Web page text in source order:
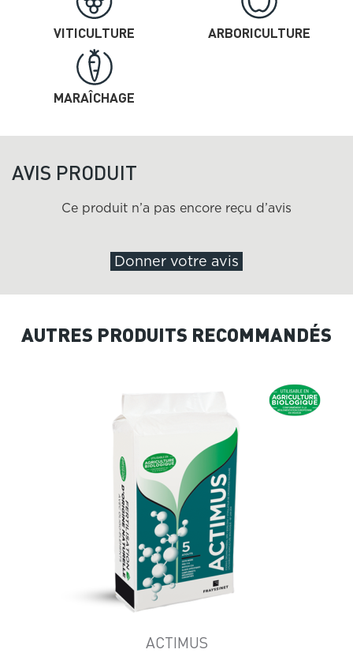
VITICULTURE ARBORICULTURE
MARAÎCHAGE
AVIS PRODUIT
Ce produit n’a pas encore reçu d’avis
Donner votre avis
AUTRES PRODUITS RECOMMANDÉS
ACTIMUS